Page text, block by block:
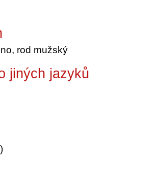
rod mužský
jiných jazyků